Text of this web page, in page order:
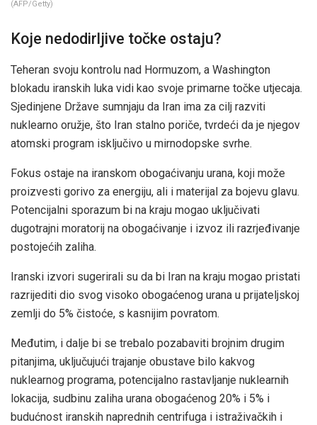
(AFP/Getty)
Koje nedodirljive točke ostaju?
Teheran svoju kontrolu nad Hormuzom, a Washington
blokadu iranskih luka vidi kao svoje primarne točke utjecaja.
Sjedinjene Države sumnjaju da Iran ima za cilj razviti
nuklearno oružje, što Iran stalno poriče, tvrdeći da je njegov
atomski program isključivo u mirnodopske svrhe.
Fokus ostaje na iranskom obogaćivanju urana, koji može
proizvesti gorivo za energiju, ali i materijal za bojevu glavu.
Potencijalni sporazum bi na kraju mogao uključivati ​​
dugotrajni moratorij na obogaćivanje i izvoz ili razrjeđivanje
postojećih zaliha.
Iranski izvori sugerirali su da bi Iran na kraju mogao pristati
razrijediti dio svog visoko obogaćenog urana u prijateljskoj
zemlji do 5% čistoće, s kasnijim povratom.
Međutim, i dalje bi se trebalo pozabaviti brojnim drugim
pitanjima, uključujući trajanje obustave bilo kakvog
nuklearnog programa, potencijalno rastavljanje nuklearnih
lokacija, sudbinu zaliha urana obogaćenog 20% ​​i 5% i
budućnost iranskih naprednih centrifuga i istraživačkih i